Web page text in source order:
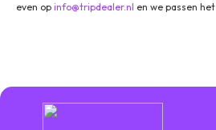
even op info@tripdealer.nl en we passen